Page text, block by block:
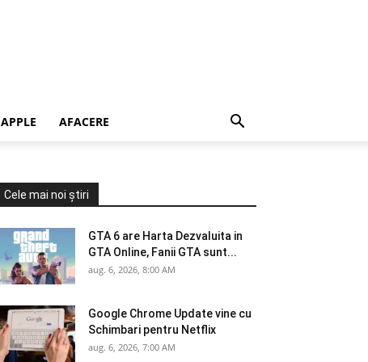
APPLE AFACERE
Cele mai noi știri
GTA 6 are Harta Dezvaluita in
GTA Online, Fanii GTA sunt...
aug. 6, 2026, 8:00 AM
Google Chrome Update vine cu
Schimbari pentru Netflix
aug. 6, 2026, 7:00 AM